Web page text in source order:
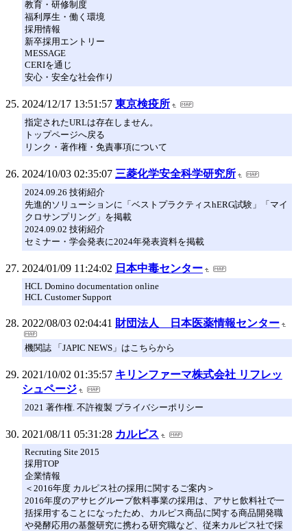
教育・研修制度
福利厚生・働く環境
採用情報
新卒採用エントリー
MESSAGE
CERIを通じ
安心・安全な社会作り
2024/12/17 13:51:57 東京検疫所
指定されたURLは存在しません。
トップページへ戻る
リンク・著作権・免責事項について
2024/10/03 02:35:07 三菱化学安全科学研究所
2024.09.26 技術紹介
先進的ソリューションに「ベストプラクティスhERG試験」「マイ
クロサンプリング」を掲載
2024.09.02 技術紹介
セミナー・学会発表に2024年発表資料を掲載
2024/01/09 11:24:02 日本中毒センター
HCL Domino documentation online
HCL Customer Support
2022/08/03 02:04:41 財団法人 日本医薬情報センター
機関誌 「JAPIC NEWS」はこちらから
2021/10/02 01:35:57 キリンファーマ株式会社 リフレッ
シュページ
2021 著作権. 不許複製 プライバシーポリシー
2021/08/11 05:31:28 カルピス
Recruting Site 2015
採用TOP
企業情報
＜2016年度 カルピス社の採用に関するご案内＞
2016年度のアサヒグループ飲料事業の採用は、アサヒ飲料社で一
括採用することになったため、カルピス商品に関する商品開発職
や発酵応用の基盤研究に携わる研究職など、従来カルピス社で採